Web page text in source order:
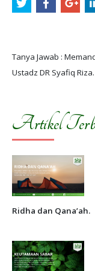
Tanya Jawab :
Artikel
Ridha dan Qana’ah.